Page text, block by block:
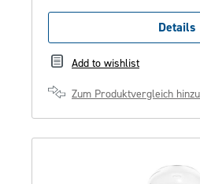
Details
Add to wishlist
Zum Produktvergleich